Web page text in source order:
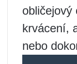
obličejový
krvácení,
nebo